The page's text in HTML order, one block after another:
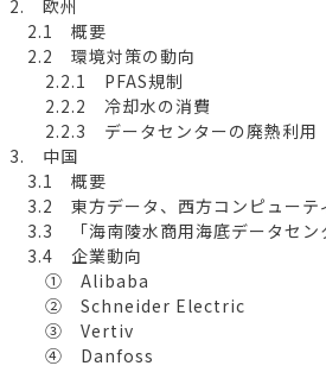
2. 欧州
2.1 概要
2.2 環境対策の動向
2.2.1 PFAS規制
2.2.2 冷却水の消費
2.2.3 データセンターの廃熱利用
3. 中国
3.1 概要
3.2 東方データ、西方コンピューテ
3.3 「海南陵水商用海底データセン
3.4 企業動向
① Alibaba
② Schneider Electric
③ Vertiv
④ Danfoss